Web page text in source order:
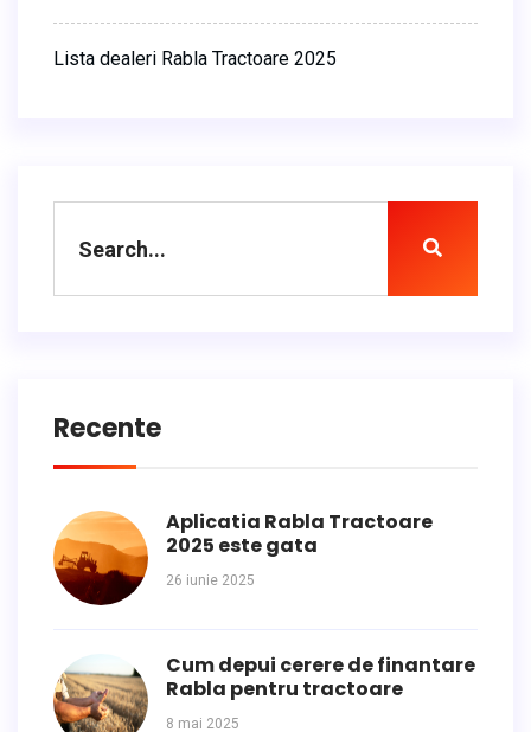
Lista dealeri Rabla Tractoare 2025
Recente
Aplicatia Rabla Tractoare
2025 este gata
26 iunie 2025
Cum depui cerere de finantare
Rabla pentru tractoare
8 mai 2025